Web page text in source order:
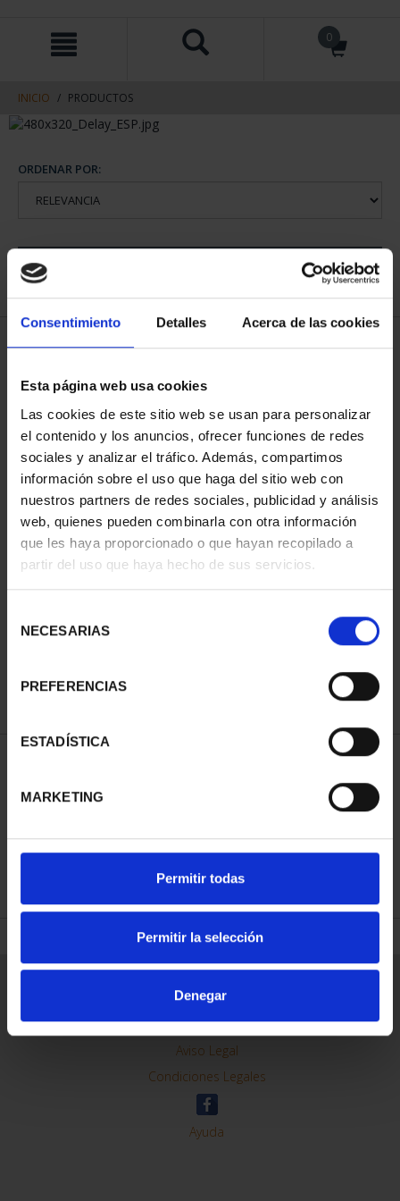
Consentimiento Detalles Acerca de las cookies
Esta página web usa cookies
Las cookies de este sitio web se usan para personalizar
el contenido y los anuncios, ofrecer funciones de redes
sociales y analizar el tráfico. Además, compartimos
información sobre el uso que haga del sitio web con
nuestros partners de redes sociales, publicidad y análisis
web, quienes pueden combinarla con otra información
que les haya proporcionado o que hayan recopilado a
partir del uso que haya hecho de sus servicios.
NECESARIAS
PREFERENCIAS
ESTADÍSTICA
MARKETING
Permitir todas
Permitir la selección
Denegar
contenido
navegacin
0
INICIO PRODUCTOS
ORDENAR POR:
1 Productos encontrados
73,00 €
REFINAR
Contacto
Preguntas Frequentes (FAQs)
Aviso Legal
Condiciones Legales
Ayuda